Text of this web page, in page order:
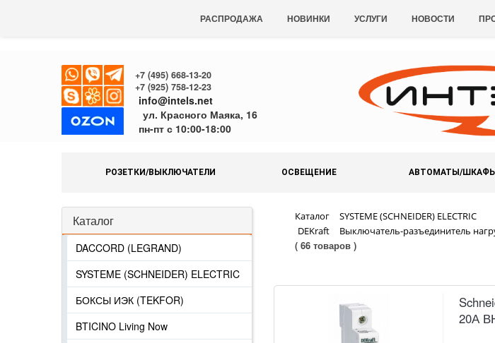
РАСПРОДАЖА НОВИНКИ УСЛУГИ НОВОСТИ
+7 (495) 668-13-20
+7 (925) 758-12-23
info@intels.net
ул. Красного Маяка, 16
пн-пт с 10:00-18:00
РОЗЕТКИ/ВЫКЛЮЧАТЕЛИ ОСВЕЩЕНИЕ АВТОМАТЫ/
Каталог
DACCORD (LEGRAND)
SYSTEME (SCHNEIDER) ELECTRIC
БОКСЫ ИЭК (TEKFOR)
BTICINO Living Now
Каталог
SYSTEME (SCHNEIDER) ELECTRIC
DEKraft
Выключатель-разъединитель
( 66 товаров )
20А